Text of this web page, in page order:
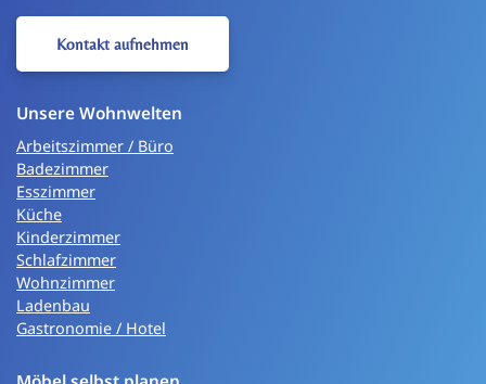
Kontakt aufnehmen
Unsere Wohnwelten
Arbeitszimmer / Büro
Badezimmer
Esszimmer
Küche
Kinderzimmer
Schlafzimmer
Wohnzimmer
Ladenbau
Gastronomie / Hotel